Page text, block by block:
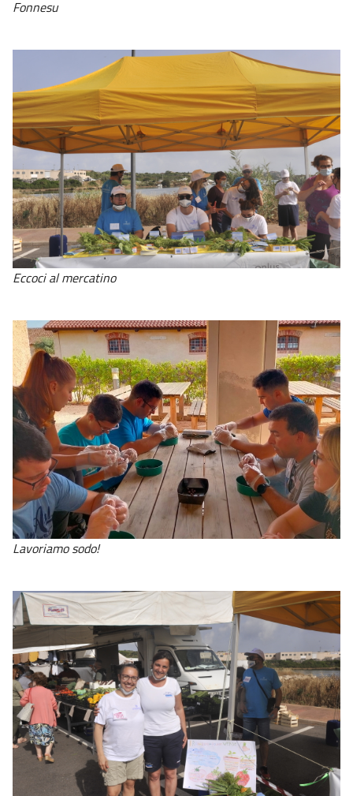
Fonnesu
Eccoci al mercatino
Lavoriamo sodo!